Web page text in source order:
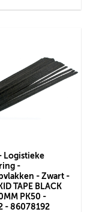
Logistieke
-
- Zwart -
TAPE BLACK
PK50 -
- 86078192